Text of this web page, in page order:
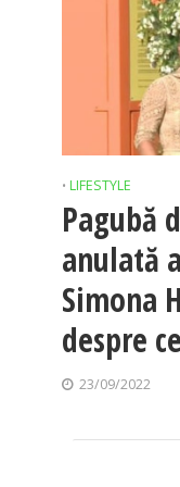
• LIFESTYLE
Pagubă
anulată
Simona
despre
23/09/2022